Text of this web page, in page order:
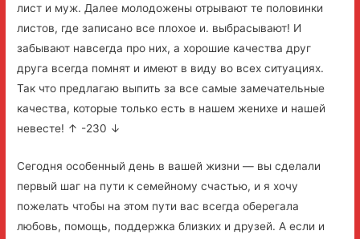
лист и муж. Далее молодожены отрывают те половинки
листов, где записано все плохое и. выбрасывают! И
забывают навсегда про них, а хорошие качества друг
друга всегда помнят и имеют в виду во всех ситуациях.
Так что предлагаю выпить за все самые замечательные
качества, которые только есть в нашем женихе и нашей
невесте! ↑ -230 ↓
Сегодня особенный день в вашей жизни — вы сделали
первый шаг на пути к семейному счастью, и я хочу
пожелать чтобы на этом пути вас всегда оберегала
любовь, помощь, поддержка близких и друзей. А если и